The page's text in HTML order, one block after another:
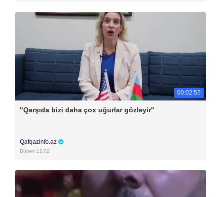
00:02:55
"Qarşıda bizi daha çox uğurlar gözləyir"
Qafqazinfo.az
Dünən 12:02